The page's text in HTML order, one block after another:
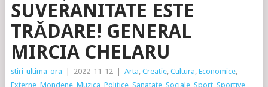
SUVERANITATE ESTE
TRĂDARE! GENERAL
MIRCIA CHELARU
stiri_ultima_ora 2022-11-12 Arta, Creatie, Cultura, Economice,
Externe, Mondene, Muzica, Politice, Sanatate, Sociale, Sport, Sportive,